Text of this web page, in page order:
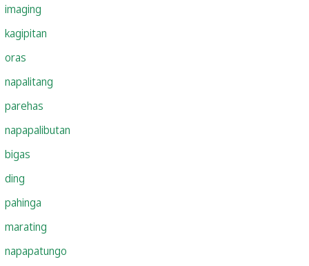
imaging
kagipitan
oras
napalitang
parehas
napapalibutan
bigas
ding
pahinga
marating
napapatungo